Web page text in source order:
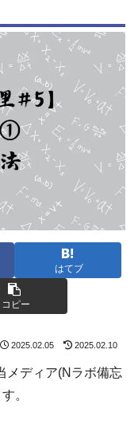
はてブ
コピー
2025.02.05 2025.02.10
メディア(Nラボ備忘
。